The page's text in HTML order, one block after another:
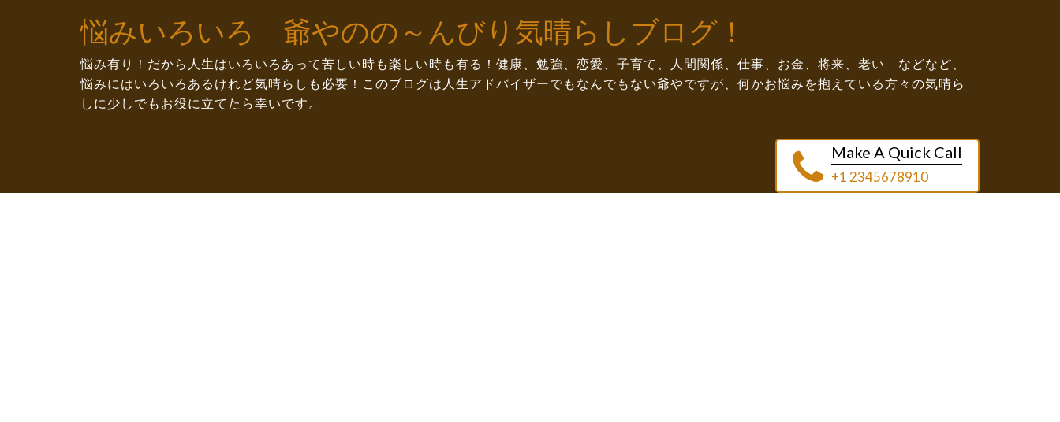
悩みいろいろ 爺やのの～んびり気晴らしブログ！
悩み有り！だから人生はいろいろあって苦しい時も楽しい時も有る！健康、勉強、恋愛、子育て、人間関係、仕事、お金、将来、老い などなど、
悩みにはいろいろあるけれど気晴らしも必要！このブログは人生アドバイザーでもなんでもない爺やですが、何かお悩みを抱えている方々の気晴ら
しに少しでもお役に立てたら幸いです。
Make A Quick Call
+1 2345678910